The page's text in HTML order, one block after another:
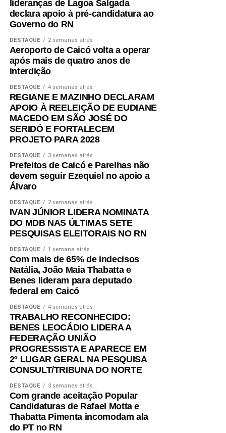
lideranças de Lagoa Salgada
declara apoio à pré-candidatura ao
Governo do RN
DESTAQUE 2 semanas atrás
Aeroporto de Caicó volta a operar
após mais de quatro anos de
interdição
DESTAQUE 4 semanas atrás
REGIANE E MAZINHO DECLARAM
APOIO À REELEIÇÃO DE EUDIANE
MACEDO EM SÃO JOSÉ DO
SERIDÓ E FORTALECEM
PROJETO PARA 2028
DESTAQUE 3 semanas atrás
Prefeitos de Caicó e Parelhas não
devem seguir Ezequiel no apoio a
Álvaro
DESTAQUE 2 semanas atrás
IVAN JÚNIOR LIDERA NOMINATA
DO MDB NAS ÚLTIMAS SETE
PESQUISAS ELEITORAIS NO RN
DESTAQUE 1 semana atrás
Com mais de 65% de indecisos
Natália, João Maia Thabatta e
Benes lideram para deputado
federal em Caicó
DESTAQUE 4 semanas atrás
TRABALHO RECONHECIDO:
BENES LEOCÁDIO LIDERA A
FEDERAÇÃO UNIÃO
PROGRESSISTA E APARECE EM
2º LUGAR GERAL NA PESQUISA
CONSULT/TRIBUNA DO NORTE
DESTAQUE 3 semanas atrás
Com grande aceitação Popular
Candidaturas de Rafael Motta e
Thabatta Pimenta incomodam ala
do PT no RN